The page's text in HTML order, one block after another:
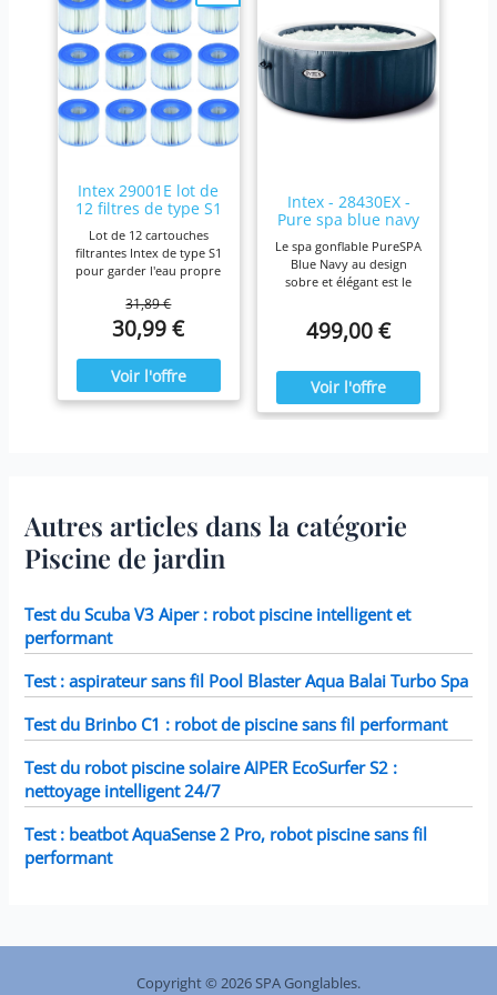
en mosaïque haute
définition et résistante
aux UV pour un look
esthétique. Lorsque l'eau
scintille, les couleurs et
les motifs semblables à
des carreaux s'animent et
vous transportent dans
extérieur : ne manquez
pas cette pièce
exceptionnelle d'art
fonctionnel Rangement
Sans Effort：La piscine
pliable hors sol en PVC
Seulement 4 étapes, et
rangée. La piscine
tubulaire se rétrécit
jusqu'à 75% de sa taille
initiale. Et les trous de
vite que les trous
traditionnels, débit max
19 L/min, sans gonflage,
ce qui permet aux
rapidement la piscine et
de profiter de leur
Spacieux Refuge de
Sérénité：Vous vous êtes
laissé emporter par la
transpirez à grosses
gouttes ? Avec ses
dimensions de
300cm×185cm×51cm et un
volume de 1893 litres, elle
confortablement 2
Il y a de la place pour que
Intex 29001E lot de
12 filtres de type S1
Lot de 12 cartouches
filtrantes Intex de type S1
pour garder l'eau propre
efficacité maximale,
nettoyez les cartouches
chaque semaine et
remplacez-les une fois
par mois ou plus tôt Il est
fabriqué avec du papier
28443E, 28453E, 28421E,
28423E, 28413E, et 28453E.
Chaque filtre mesure 7,6 x
10,2 cm.
31,89 €
30,99 €
Intex - 28430EX -
Pure spa blue navy
4 places
Le spa gonflable PureSPA
Blue Navy au design
sobre et élégant est le
l'année. Ressourcez-vous
en hiver,
confortablement installé
dans votre spa Blue Navy.
499,00 €
Autres articles dans la catégorie
Piscine de jardin
Test du Scuba V3 Aiper : robot piscine intelligent et
performant
Test : aspirateur sans fil Pool Blaster Aqua Balai Turbo Spa
Test du Brinbo C1 : robot de piscine sans fil performant
Test du robot piscine solaire AIPER EcoSurfer S2 :
nettoyage intelligent 24/7
Test : beatbot AquaSense 2 Pro, robot piscine sans fil
performant
Copyright © 2026 SPA Gonglables.